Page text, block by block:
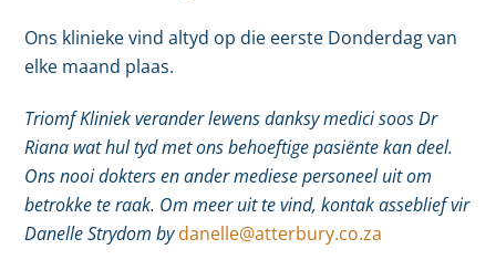
Ons klinieke vind altyd op die eerste Donderdag van
elke maand plaas.
Triomf Kliniek verander lewens danksy medici soos Dr
Riana wat hul tyd met ons behoeftige pasiënte kan deel.
Ons nooi dokters en ander mediese personeel uit om
betrokke te raak. Om meer uit te vind, kontak asseblief vir
Danelle Strydom bydanelle@atterbury.co.za